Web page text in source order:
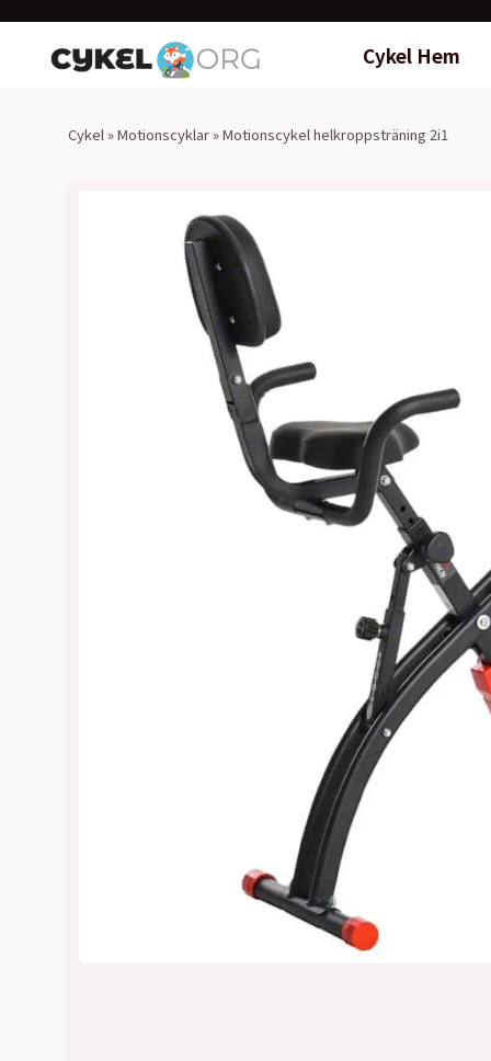
Cykel Hem
Cykel »Motionscyklar»Motionscykel helkroppsträning 2i1